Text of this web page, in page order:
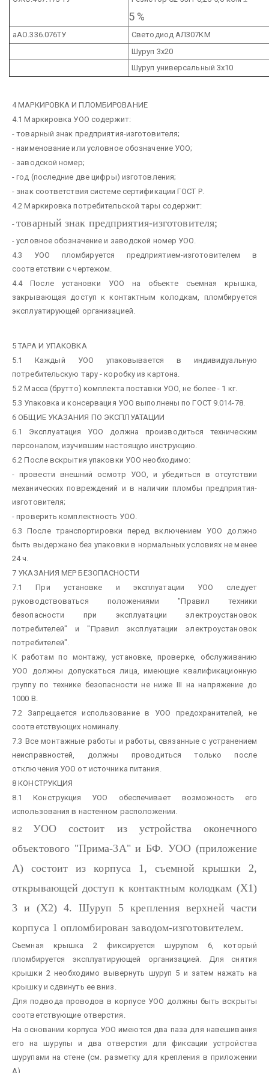
5 %
аАО.336.076ТУ
Светодиод АЛ307КМ
Шуруп 3х20
Шуруп универсальный 3х10
4 МАРКИРОВКА И ПЛОМБИРОВАНИЕ
4.1 Маркировка УОО содержит:
- товарный знак предприятия-изготовителя;
- наименование или условное обозначение УОО;
- заводской номер;
- год (последние две цифры) изготовления;
- знак соответствия системе сертификации ГОСТ Р.
4.2 Маркировка потребительской тары содержит:
-товарный знак предприятия-изготовителя;
- условное обозначение и заводской номер УОО.
4.3 УОО пломбируется предприятием-изготовителем в
соответствии с чертежом.
4.4 После установки УОО на объекте съемная крышка,
закрывающая доступ к контактным колодкам, пломбируется
эксплуатирующей организацией.
5 ТАРА И УПАКОВКА
5.1 Каждый УОО упаковывается в индивидуальную
потребительскую тару - коробку из картона.
5.2 Масса (брутто) комплекта поставки УОО, не более - 1 кг.
5.3 Упаковка и консервация УОО выполнены по ГОСТ 9.014-78.
6 ОБЩИЕ УКАЗАНИЯ ПО ЭКСПЛУАТАЦИИ
6.1 Эксплуатация УОО должна производиться техническим
персоналом, изучившим настоящую инструкцию.
6.2 После вскрытия упаковки УОО необходимо:
- провести внешний осмотр УОО, и убедиться в отсутствии
механических повреждений и в наличии пломбы предприятия-
изготовителя;
- проверить комплектность УОО.
6.3 После транспортировки перед включением УОО должно
быть выдержано без упаковки в нормальных условиях не менее
24 ч.
7 УКАЗАНИЯ МЕР БЕЗОПАСНОСТИ
7.1 При установке и эксплуатации УОО следует
руководствоваться положениями "Правил техники
безопасности при эксплуатации электроустановок
потребителей" и "Правил эксплуатации электроустановок
потребителей".
К работам по монтажу, установке, проверке, обслуживанию
УОО должны допускаться лица, имеющие квалификационную
группу по технике безопасности не ниже III на напряжение до
1000 В.
7.2 Запрещается использование в УОО предохранителей, не
соответствующих номиналу.
7.3 Все монтажные работы и работы, связанные с устранением
неисправностей, должны проводиться только после
отключения УОО от источника питания.
8 КОНСТРУКЦИЯ
8.1 Конструкция УОО обеспечивает возможность его
использования в настенном расположении.
8.2 УОО состоит из устройства оконечного
объектового "Прима-3А" и БФ. УОО (приложение
А) состоит из корпуса 1, съемной крышки 2,
открывающей доступ к контактным колодкам (Х1)
3 и (Х2) 4. Шуруп 5 крепления верхней части
корпуса 1 опломбирован заводом-изготовителем.
Съемная крышка 2 фиксируется шурупом 6, который
пломбируется эксплуатирующей организацией. Для снятия
крышки 2 необходимо вывернуть шуруп 5 и затем нажать на
крышку и сдвинуть ее вниз.
Для подвода проводов в корпусе УОО должны быть вскрыты
соответствующие отверстия.
На основании корпуса УОО имеются два паза для навешивания
его на шурупы и два отверстия для фиксации устройства
шурупами на стене (см. разметку для крепления в приложении
А).